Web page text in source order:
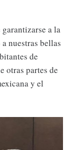
a la
nuestras bellas
de
otras partes de
y el